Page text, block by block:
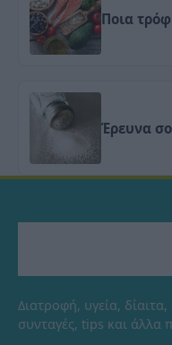
Ποια
Έρευνα
Διατροφή, υγεία,
συνταγές, tips και άλλα